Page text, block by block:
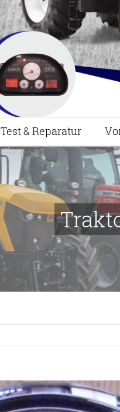
Test & Reparatur